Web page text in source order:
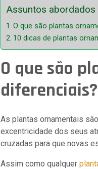
Assuntos abordados
O que são plantas
10 dicas de plantas
O que são
diferenciais?
As plantas ornamentais
excentricidade dos seus
cruzadas para que novas
Assim como qualquer